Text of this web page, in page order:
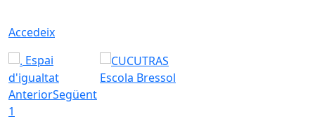
Accedeix
Espai
d'igualtat
Escola Bressol
AnteriorSegüent
1